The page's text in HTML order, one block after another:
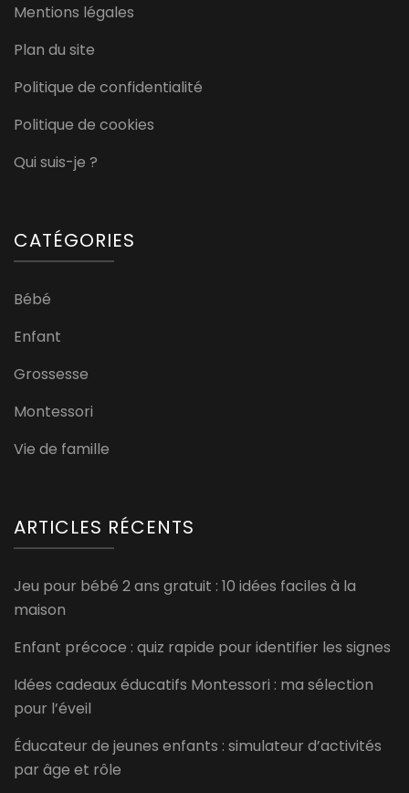
Mentions légales
Plan du site
Politique de confidentialité
Politique de cookies
Qui suis-je ?
CATÉGORIES
Bébé
Enfant
Grossesse
Montessori
Vie de famille
ARTICLES RÉCENTS
Jeu pour bébé 2 ans gratuit : 10 idées faciles à la
maison
Enfant précoce : quiz rapide pour identifier les signes
Idées cadeaux éducatifs Montessori : ma sélection
pour l’éveil
Éducateur de jeunes enfants : simulateur d’activités
par âge et rôle